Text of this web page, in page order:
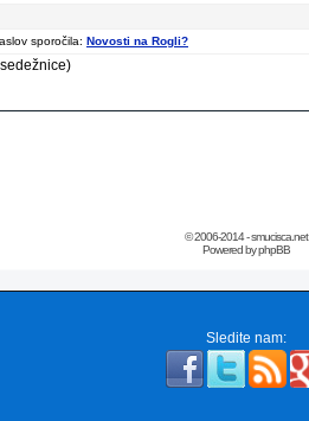
sporočila: Novosti na Rogli?
© 2006-2014 - smucisca.net
Powered by phpBB
Sledite nam: